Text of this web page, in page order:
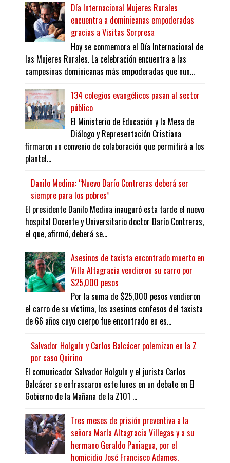
Día Internacional Mujeres Rurales
encuentra a dominicanas empoderadas
gracias a Visitas Sorpresa
Hoy se conmemora el Día Internacional de
las Mujeres Rurales. La celebración encuentra a las
campesinas dominicanas más empoderadas que nun...
134 colegios evangélicos pasan al sector
público
El Ministerio de Educación y la Mesa de
Diálogo y Representación Cristiana
firmaron un convenio de colaboración que permitirá a los
plantel...
Danilo Medina: “Nuevo Darío Contreras deberá ser
siempre para los pobres”
El presidente Danilo Medina inauguró esta tarde el nuevo
hospital Docente y Universitario doctor Darío Contreras,
el que, afirmó, deberá se...
Asesinos de taxista encontrado muerto en
Villa Altagracia vendieron su carro por
$25,000 pesos
Por la suma de $25,000 pesos vendieron
el carro de su víctima, los asesinos confesos del taxista
de 66 años cuyo cuerpo fue encontrado en es...
Salvador Holguín y Carlos Balcácer polemizan en la Z
por caso Quirino
El comunicador Salvador Holguín y el jurista Carlos
Balcácer se enfrascaron este lunes en un debate en El
Gobierno de la Mañana de la Z101 ...
Tres meses de prisión preventiva a la
señora María Altagracia Villegas y a su
hermano Geraldo Paniagua, por el
homicidio José Francisco Adames.